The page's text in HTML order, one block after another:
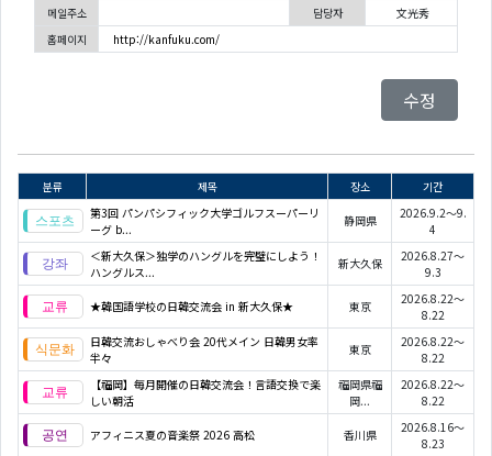
메일주소
담당자
文光秀
홈페이지
http://kanfuku.com/
수정
분류 제목 장소
기간
第3回 パンパシフィック大学ゴルフスーパーリ
ーグ b...
静岡県
2026.9.2～9.
4
＜新大久保＞独学のハングルを完璧にしよう！
ハングルス...
新大久保
2026.8.27～
9.3
★韓国語学校の日韓交流会 in 新大久保★ 東京
2026.8.22～
8.22
日韓交流おしゃべり会 20代メイン 日韓男女率
半々
東京
2026.8.22～
8.22
【福岡】毎月開催の日韓交流会！言語交換で楽
しい朝活
福岡県福
岡...
2026.8.22～
8.22
アフィニス夏の音楽祭 2026 高松 香川県
2026.8.16～
8.23